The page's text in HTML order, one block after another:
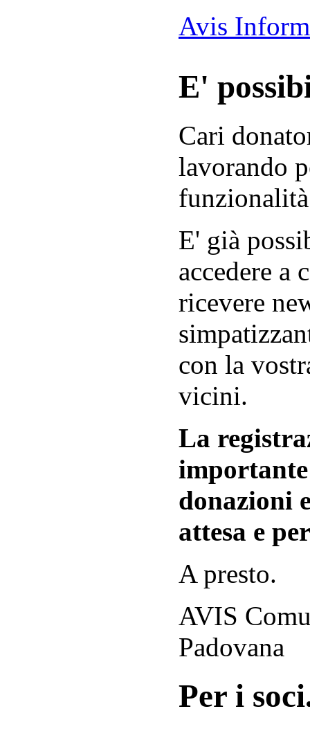
Avis
E'
Cari
lavorando
E' già
accedere a
ricevere
con la
vicini.
La
donazioni
attesa e
A presto.
AVIS
Padovana
Per i